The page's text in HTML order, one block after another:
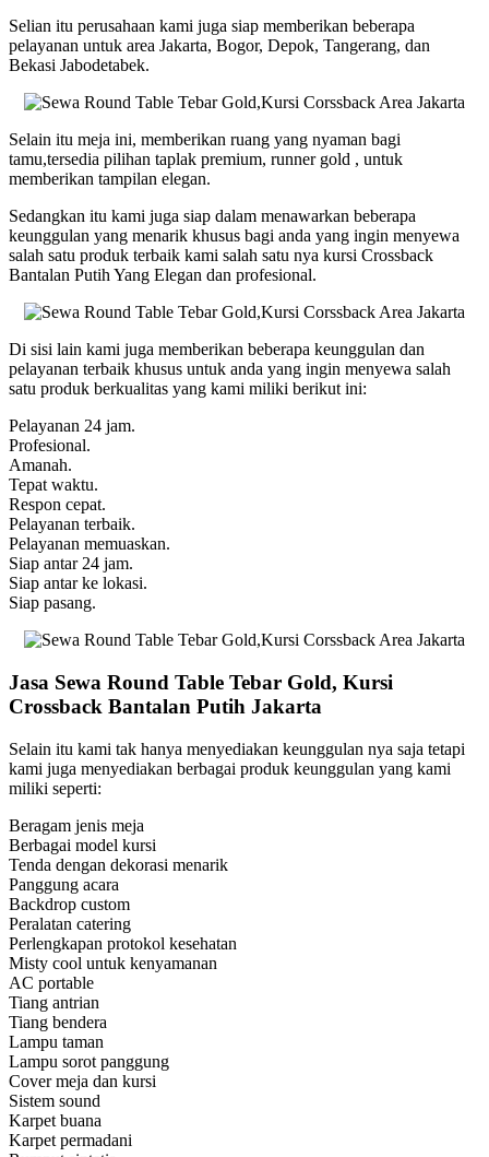
Selian itu perusahaan kami juga siap memberikan beberapa
pelayanan untuk area Jakarta, Bogor, Depok, Tangerang, dan
Bekasi Jabodetabek.
Selain itu meja ini, memberikan ruang yang nyaman bagi
tamu,tersedia pilihan taplak premium, runner gold , untuk
memberikan tampilan elegan.
Sedangkan itu kami juga siap dalam menawarkan beberapa
keunggulan yang menarik khusus bagi anda yang ingin menyewa
salah satu produk terbaik kami salah satu nya kursi Crossback
Bantalan Putih Yang Elegan dan profesional.
Di sisi lain kami juga memberikan beberapa keunggulan dan
pelayanan terbaik khusus untuk anda yang ingin menyewa salah
satu produk berkualitas yang kami miliki berikut ini:
Pelayanan 24 jam.
Profesional.
Amanah.
Tepat waktu.
Respon cepat.
Pelayanan terbaik.
Pelayanan memuaskan.
Siap antar 24 jam.
Siap antar ke lokasi.
Siap pasang.
Jasa Sewa Round Table Tebar Gold, Kursi
Crossback Bantalan Putih Jakarta
Selain itu kami tak hanya menyediakan keunggulan nya saja tetapi
kami juga menyediakan berbagai produk keunggulan yang kami
miliki seperti:
Beragam jenis meja
Berbagai model kursi
Tenda dengan dekorasi menarik
Panggung acara
Backdrop custom
Peralatan catering
Perlengkapan protokol kesehatan
Misty cool untuk kenyamanan
AC portable
Tiang antrian
Tiang bendera
Lampu taman
Lampu sorot panggung
Cover meja dan kursi
Sistem sound
Karpet buana
Karpet permadani